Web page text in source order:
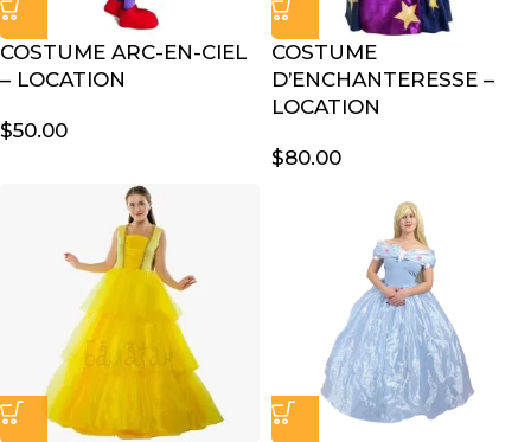
COSTUME ARC-EN-CIEL
– LOCATION
$50.00
COSTUME
D’ENCHANTERESSE –
LOCATION
$80.00